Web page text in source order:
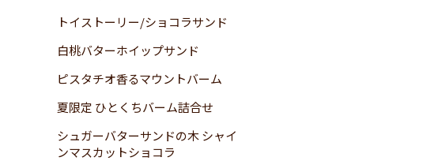
トイストーリー/ショコラサンド
白桃バターホイップサンド
ピスタチオ香るマウントバーム
夏限定 ひとくちバーム詰合せ
シュガーバターサンドの木 シャイ
ンマスカットショコラ